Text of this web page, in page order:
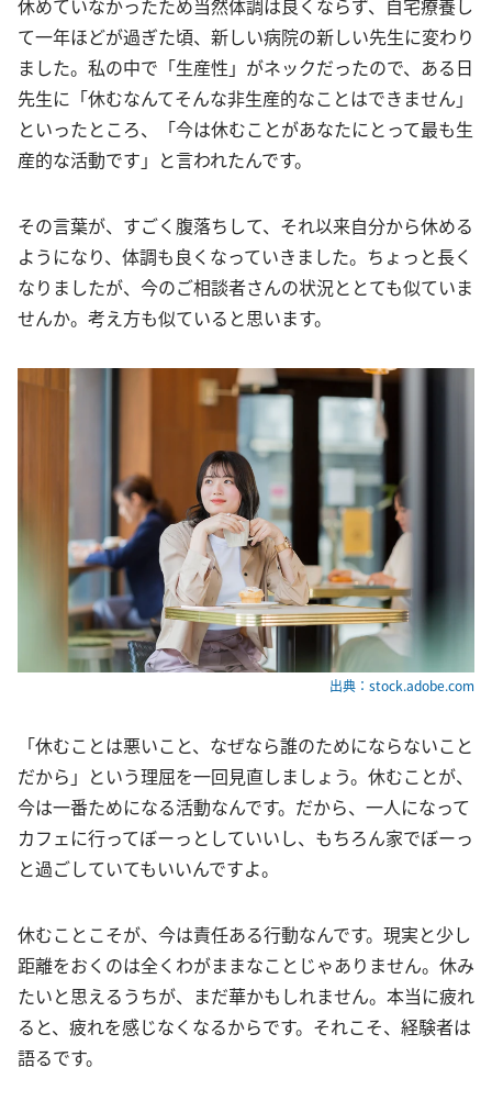
て一年ほどが過ぎた頃、新しい病院の新しい先生に変わり
ました。私の中で「生産性」がネックだったので、ある日
先生に「休むなんてそんな非生産的なことはできません」
といったところ、「今は休むことがあなたにとって最も生
産的な活動です」と言われたんです。
その言葉が、すごく腹落ちして、それ以来自分から休める
ようになり、体調も良くなっていきました。ちょっと長く
なりましたが、今のご相談者さんの状況ととても似ていま
せんか。考え方も似ていると思います。
出典：stock.adobe.com
「休むことは悪いこと、なぜなら誰のためにならないこと
だから」という理屈を一回見直しましょう。休むことが、
今は一番ためになる活動なんです。だから、一人になって
カフェに行ってぼーっとしていいし、もちろん家でぼーっ
と過ごしていてもいいんですよ。
休むことこそが、今は責任ある行動なんです。現実と少し
距離をおくのは全くわがままなことじゃありません。休み
たいと思えるうちが、まだ華かもしれません。本当に疲れ
ると、疲れを感じなくなるからです。それこそ、経験者は
語るです。